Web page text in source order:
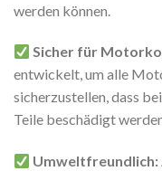
werden können.
Sicher für
entwickelt, um alle
sicherzustellen, dass
Teile beschädigt
Umweltfreundlich: